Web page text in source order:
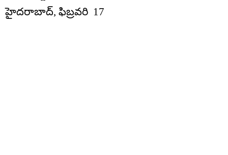
హైదరాబాద్, ఫిబ్రవరి 17